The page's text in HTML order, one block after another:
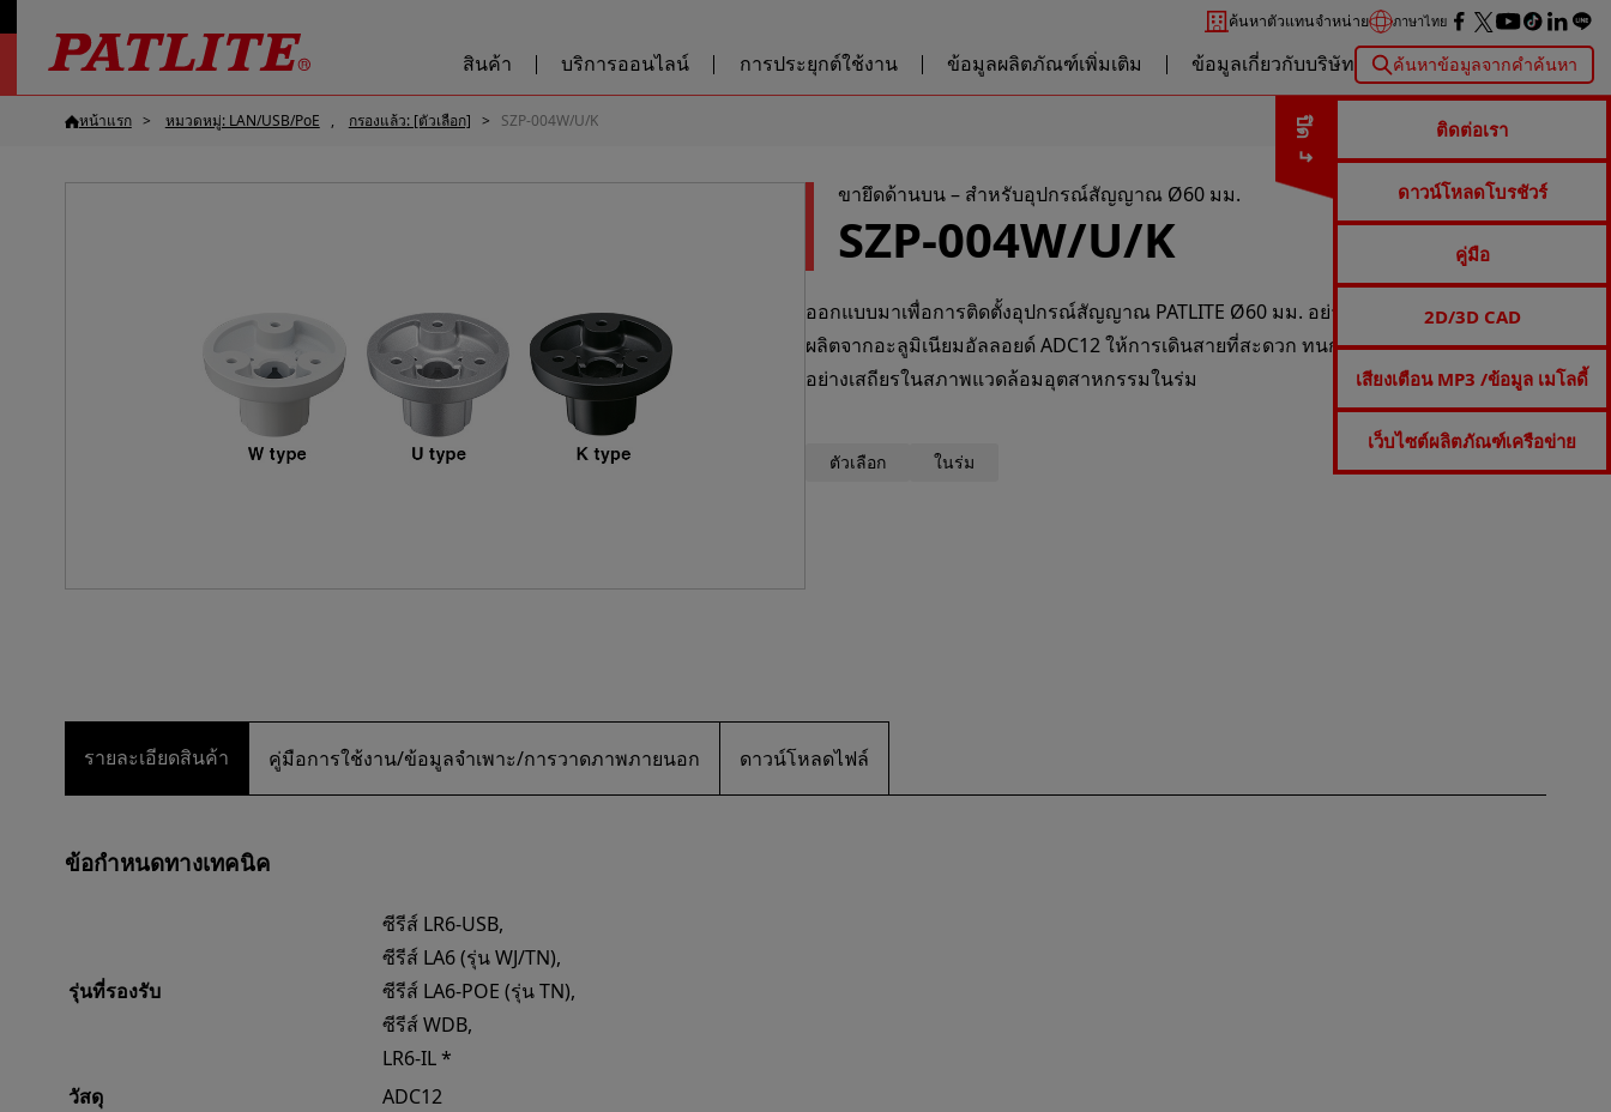
ค้นหาตัวแทนจำหน่าย ภาษาไทย
สินค้า บริการออนไลน์ การประยุกต์ใช้งาน ข้อมูลผลิตภัณฑ์เพิ่มเติม ข้อมูลเกี่ยวกับบริษัท ค้นหาข้อมูลจากคำค้นหา
ปิด ติดต่อเรา
ดาวน์โหลดโบรชัวร์
คู่มือ
2D/3D CAD
เสียงเตือน MP3 /ข้อมูล เมโลดี้
เว็บไซต์ผลิตภัณฑ์เครือข่าย
หน้าแรก หมวดหมู่: LAN/USB/PoE กรองแล้ว: [ตัวเลือก] SZP-004W/U/K
ขายึดด้านบน – สำหรับอุปกรณ์สัญญาณ Ø60 มม.
SZP-004W/U/K
ออกแบบมาเพื่อการติดตั้งอุปกรณ์สัญญาณ PATLITE Ø60 มม. อย่างมั่นคง ขายึดด้านบนนี้
ผลิตจากอะลูมิเนียมอัลลอยด์ ADC12 ให้การเดินสายที่สะดวก ทนการกัดกร่อน และติดตั้งได้
อย่างเสถียรในสภาพแวดล้อมอุตสาหกรรมในร่ม
ตัวเลือก ในร่ม
รายละเอียดสินค้า คู่มือการใช้งาน/ข้อมูลจำเพาะ/การวาดภาพภายนอก ดาวน์โหลดไฟล์
ข้อกำหนดทางเทคนิค
รุ่นที่รองรับ
ซีรีส์ LR6-USB,
ซีรีส์ LA6 (รุ่น WJ/TN),
ซีรีส์ LA6-POE (รุ่น TN),
ซีรีส์ WDB,
LR6-IL *
วัสดุ
ADC12